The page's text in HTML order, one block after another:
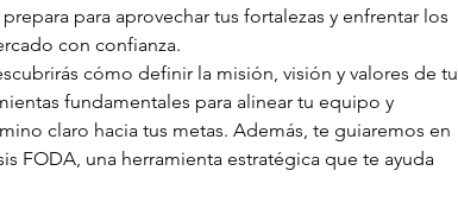
para aprovechar tus fortalezas y enfrentar los
con confianza.
cómo definir la misión, visión y valores de tu
fundamentales para alinear tu equipo y
claro hacia tus metas. Además, te guiaremos en
FODA, una herramienta estratégica que te ayuda